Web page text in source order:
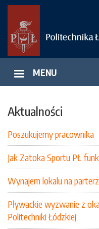
Przejdź
treści
MENU
Aktualności
Poszukujemy pracownika
Jak Zatoka Sportu PŁ
Wynajem lokalu na
Pływackie wyzwanie z
Politechniki Łódzkiej